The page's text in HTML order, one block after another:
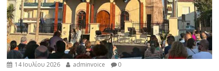
14 Ιουλίου 2026 adminvoice 0